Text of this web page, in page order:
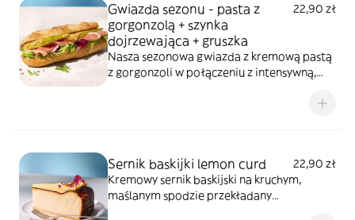
Gwiazda sezonu - pasta z
gorgonzolą + szynka
dojrzewająca + gruszka
22,90 zł
Nasza sezonowa gwiazda z kremową pastą
z gorgonzoli w połączeniu z intensywną,
wędzoną dymem jodłowym oraz z soczystą
Sernik baskijki lemon curd
22,90 zł
Kremowy sernik baskijski na kruchym,
maślanym spodzie przekładany